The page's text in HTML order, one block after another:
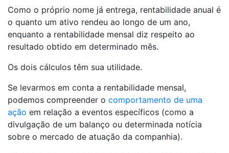
Como o próprio nome já entrega, rentabilidade anual é
o quanto um ativo rendeu ao longo de um ano,
enquanto a rentabilidade mensal diz respeito ao
resultado obtido em determinado mês.
Os dois cálculos têm sua utilidade.
Se levarmos em conta a rentabilidade mensal,
podemos compreender o comportamento de uma
ação em relação a eventos específicos (como a
divulgação de um balanço ou determinada notícia
sobre o mercado de atuação da companhia).